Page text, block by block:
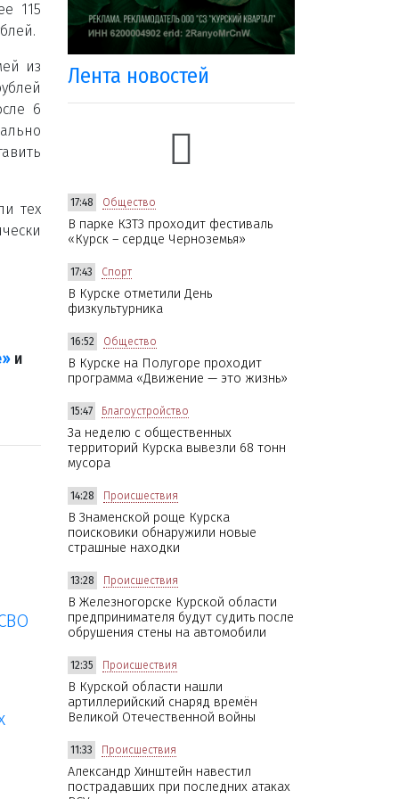
115
из
6
тех
и
Лента новостей
17:48 Общество
В парке КЗТЗ проходит фестиваль
«Курск – сердце Черноземья»
17:43 Спорт
В Курске отметили День
физкультурника
16:52 Общество
В Курске на Полугоре проходит
программа «Движение — это жизнь»
15:47 Благоустройство
За неделю с общественных
территорий Курска вывезли 68 тонн
мусора
14:28 Происшествия
В Знаменской роще Курска
поисковики обнаружили новые
страшные находки
13:28 Происшествия
В Железногорске Курской области
предпринимателя будут судить после
обрушения стены на автомобили
12:35 Происшествия
В Курской области нашли
артиллерийский снаряд времён
Великой Отечественной войны
11:33 Происшествия
Александр Хинштейн навестил
пострадавших при последних атаках